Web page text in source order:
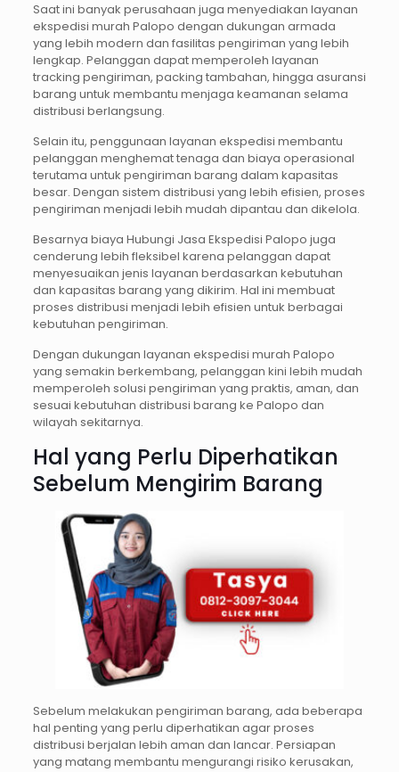
Saat ini banyak perusahaan juga menyediakan layanan
ekspedisi murah Palopo dengan dukungan armada
yang lebih modern dan fasilitas pengiriman yang lebih
lengkap. Pelanggan dapat memperoleh layanan
tracking pengiriman, packing tambahan, hingga asuransi
barang untuk membantu menjaga keamanan selama
distribusi berlangsung.
Selain itu, penggunaan layanan ekspedisi membantu
pelanggan menghemat tenaga dan biaya operasional
terutama untuk pengiriman barang dalam kapasitas
besar. Dengan sistem distribusi yang lebih efisien, proses
pengiriman menjadi lebih mudah dipantau dan dikelola.
Besarnya biaya Hubungi Jasa Ekspedisi Palopo juga
cenderung lebih fleksibel karena pelanggan dapat
menyesuaikan jenis layanan berdasarkan kebutuhan
dan kapasitas barang yang dikirim. Hal ini membuat
proses distribusi menjadi lebih efisien untuk berbagai
kebutuhan pengiriman.
Dengan dukungan layanan ekspedisi murah Palopo
yang semakin berkembang, pelanggan kini lebih mudah
memperoleh solusi pengiriman yang praktis, aman, dan
sesuai kebutuhan distribusi barang ke Palopo dan
wilayah sekitarnya.
Hal yang Perlu Diperhatikan
Sebelum Mengirim Barang
Sebelum melakukan pengiriman barang, ada beberapa
hal penting yang perlu diperhatikan agar proses
distribusi berjalan lebih aman dan lancar. Persiapan
yang matang membantu mengurangi risiko kerusakan,